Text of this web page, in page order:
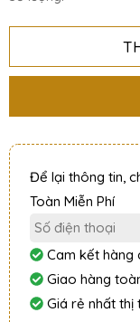
Để lại thông tin,
Toàn Miễn Phí
Cam kết hàng
Giao hàng
Giá rẻ nhất thị